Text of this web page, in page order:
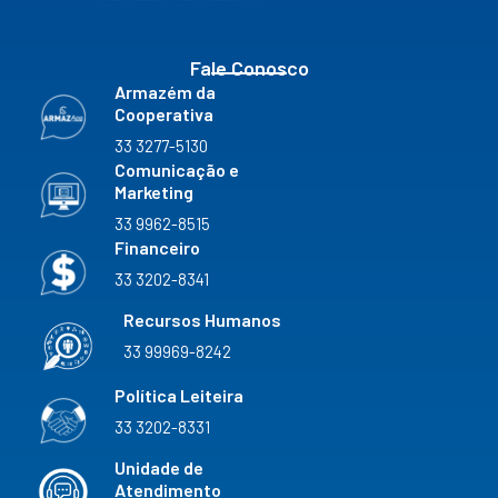
Fale Conosco
Armazém da
Cooperativa
33 3277-5130
Comunicação e
Marketing
33 9962-8515
Financeiro
33 3202-8341
Recursos Humanos
33 99969-8242
Política Leiteira
33 3202-8331
Unidade de
Atendimento